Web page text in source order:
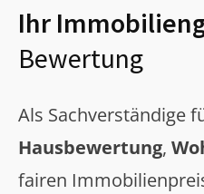
Ihr
Bewertung
Als Sachverständige
Hausbewertung,
fairen